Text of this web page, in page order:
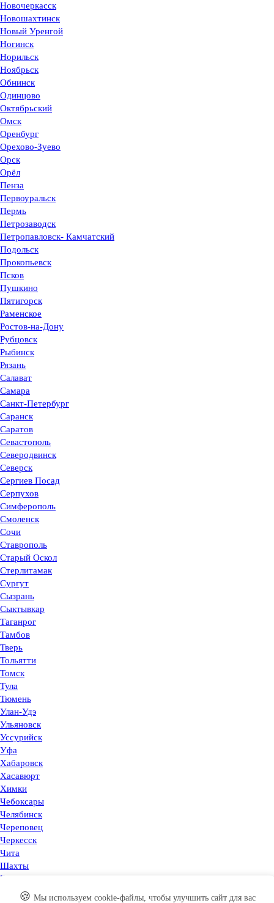
🍪 Мы используем cookie-файлы, чтобы улучшить сайт для вас
Новочеркасск
Новошахтинск
Новый Уренгой
Ногинск
Норильск
Ноябрьск
Обнинск
Одинцово
Октябрьский
Омск
Оренбург
Орехово-Зуево
Орск
Орёл
Пенза
Первоуральск
Пермь
Петрозаводск
Петропавловск- Камчатский
Подольск
Прокопьевск
Псков
Пушкино
Пятигорск
Раменское
Ростов-на-Дону
Рубцовск
Рыбинск
Рязань
Салават
Самара
Санкт-Петербург
Саранск
Саратов
Севастополь
Северодвинск
Северск
Сергиев Посад
Серпухов
Симферополь
Смоленск
Сочи
Ставрополь
Старый Оскол
Стерлитамак
Сургут
Сызрань
Сыктывкар
Таганрог
Тамбов
Тверь
Тольятти
Томск
Тула
Тюмень
Улан-Удэ
Ульяновск
Уссурийск
Уфа
Хабаровск
Хасавюрт
Химки
Чебоксары
Челябинск
Череповец
Черкесск
Чита
Шахты
Щёлково
Электросталь